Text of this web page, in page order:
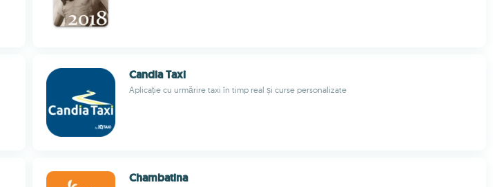
Candia Taxi
Aplicație cu urmărire taxi în timp real și curse personalizate
Chambatina